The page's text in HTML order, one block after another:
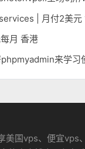
| 月付2美元
月 香港
来学习
美国vps、便宜vps